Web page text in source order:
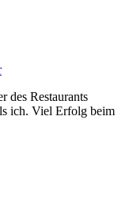
des Restaurants
ich. Viel Erfolg beim